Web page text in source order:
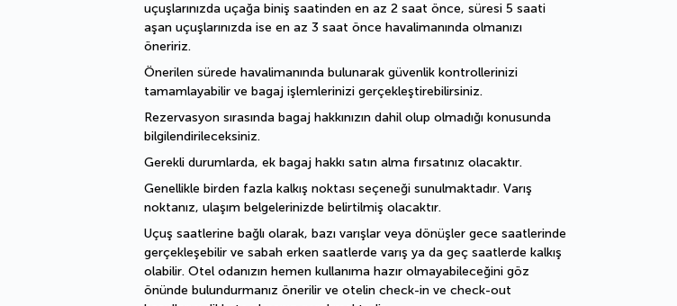
uçuşlarınızda uçağa biniş saatinden en az 2 saat önce, süresi 5 saati
aşan uçuşlarınızda ise en az 3 saat önce havalimanında olmanızı
öneririz.
Önerilen sürede havalimanında bulunarak güvenlik kontrollerinizi
tamamlayabilir ve bagaj işlemlerinizi gerçekleştirebilirsiniz.
Rezervasyon sırasında bagaj hakkınızın dahil olup olmadığı konusunda
bilgilendirileceksiniz.
Gerekli durumlarda, ek bagaj hakkı satın alma fırsatınız olacaktır.
Genellikle birden fazla kalkış noktası seçeneği sunulmaktadır. Varış
noktanız, ulaşım belgelerinizde belirtilmiş olacaktır.
Uçuş saatlerine bağlı olarak, bazı varışlar veya dönüşler gece saatlerinde
gerçekleşebilir ve sabah erken saatlerde varış ya da geç saatlerde kalkış
olabilir. Otel odanızın hemen kullanıma hazır olmayabileceğini göz
önünde bulundurmanız önerilir ve otelin check-in ve check-out